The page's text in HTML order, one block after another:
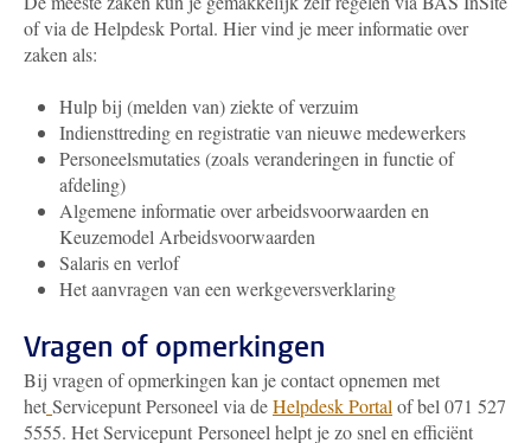
of via de Helpdesk Portal. Hier vind je meer informatie over
zaken als:
Hulp bij (melden van) ziekte of verzuim
Indiensttreding en registratie van nieuwe medewerkers
Personeelsmutaties (zoals veranderingen in functie of
afdeling)
Algemene informatie over arbeidsvoorwaarden en
Keuzemodel Arbeidsvoorwaarden
Salaris en verlof
Het aanvragen van een werkgeversverklaring
Vragen of opmerkingen
Bij vragen of opmerkingen kan je contact opnemen met
het Servicepunt Personeel via deHelpdesk Portal of bel 071 527
5555. Het Servicepunt Personeel helpt je zo snel en efficiënt